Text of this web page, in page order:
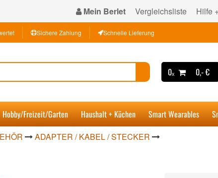
Mein Berlet Vergleichsliste Hilfe
Sichere Zahlung Schnelle Lieferung
0ₓ 0,- €
Hobby/Freizeit/Garten Haushalt + Küchen Smart Wearables
ADAPTER / KABEL / STECKER